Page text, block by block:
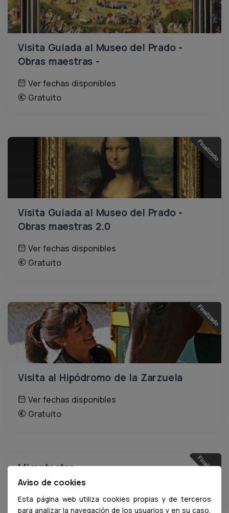
Visita Guiada al Museo del Prado -
Obras maestras -
Ver fechas disponibles
Gratuito
Visita Guiada al Museo del Prado -
Obras maestras 2.0
Ver fechas disponibles
Gratuito
Visita al Hipódromo de la Zarzuela
Ver fechas disponibles
Gratuito
Microteatro
Gratuito
Aviso de cookies
Esta página web utiliza cookies propias y de terceros
para analizar la navegación de los usuarios y en su caso,